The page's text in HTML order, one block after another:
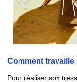
Comment travaille
Pour réaliser son